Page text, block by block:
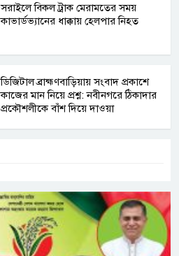
সরাইলে বিকল ট্রাক মেরামতের সময়
কাভার্ডভ্যানের ধাক্কায় হেলপার নিহত
ডিজিটাল ব্রাহ্মণবাড়িয়ায় সংবাদ প্রকাশে
কাজের মান নিয়ে প্রশ্ন: নবীনগরে ঠিকাদার
প্রকৌশলীকে বাঁশ দিয়ে দাওয়া